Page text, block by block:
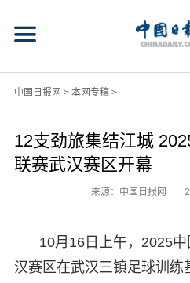
中国日报网 > 本网专稿>
12支劲旅集结江城
联赛武汉赛区开幕
来源：中国日报网
10月16日上午，2025
汉赛区在武汉三镇足球训练